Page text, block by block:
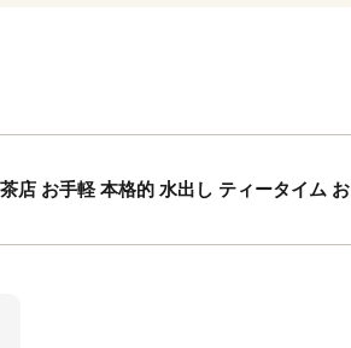
店 お手軽 本格的 水出し ティータイム お